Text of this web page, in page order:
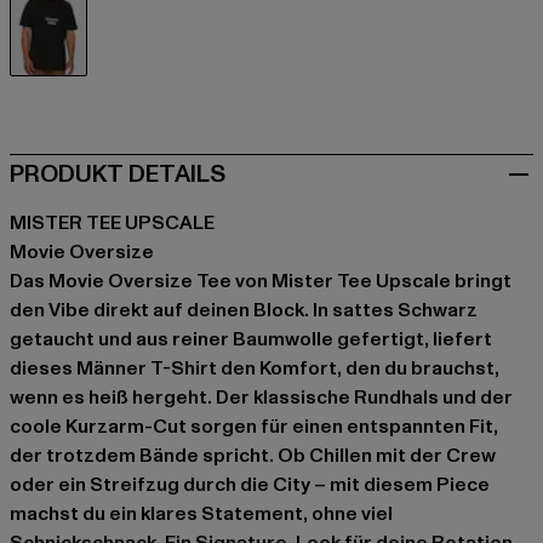
PRODUKT DETAILS
MISTER TEE UPSCALE
Movie Oversize
Das Movie Oversize Tee von Mister Tee Upscale bringt
den Vibe direkt auf deinen Block. In sattes Schwarz
getaucht und aus reiner Baumwolle gefertigt, liefert
dieses Männer T-Shirt den Komfort, den du brauchst,
wenn es heiß hergeht. Der klassische Rundhals und der
coole Kurzarm-Cut sorgen für einen entspannten Fit,
der trotzdem Bände spricht. Ob Chillen mit der Crew
oder ein Streifzug durch die City – mit diesem Piece
machst du ein klares Statement, ohne viel